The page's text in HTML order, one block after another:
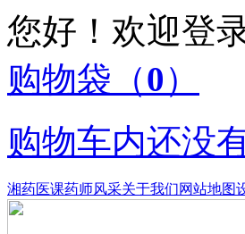
您好！欢迎登
购物袋 （0）
购物车内还没
湘药医课药师风采关于我们网站地图